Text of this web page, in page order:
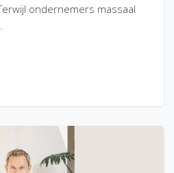
ondernemers massaal